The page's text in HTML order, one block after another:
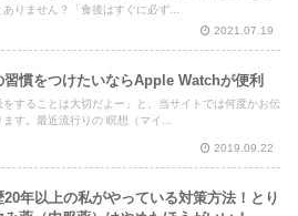
ありません？「食後はすぐに必ず...
2021.07.19
習慣をつけたいならApple Watchが便利
をすることは大切だよー」と、当サイトでは何度かお伝
ます。最近流行りの 瞑想（マイ...
2019.09.22
20年以上の私がやっている対策方法！とり